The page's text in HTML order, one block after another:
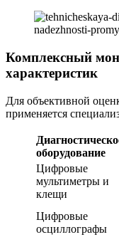
Комплексный
характеристик
Для объективной
применяется
оборудование
Цифровые
мультиметры и
клещи
Цифровые
осциллографы